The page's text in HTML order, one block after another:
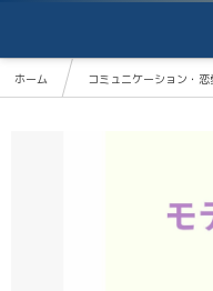
ホーム コミュニケーション・恋